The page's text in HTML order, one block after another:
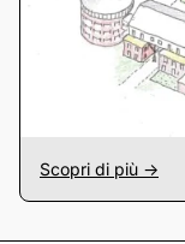
Scopri di più ->